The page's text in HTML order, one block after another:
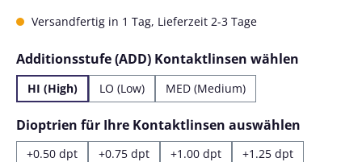
Versandfertig in 1 Tag, Lieferzeit 2-3 Tage
Additionsstufe (ADD) Kontaktlinsen wählen
HI (High) LO (Low) MED (Medium)
Dioptrien für Ihre Kontaktlinsen auswählen
+0.50 dpt +0.75 dpt +1.00 dpt
+1.25 dpt